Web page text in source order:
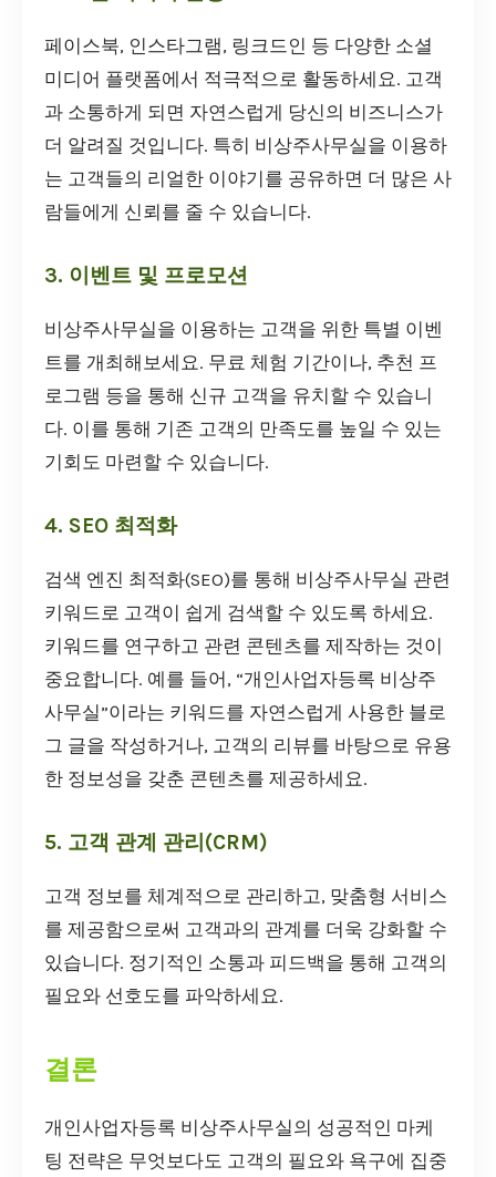
페이스북, 인스타그램, 링크드인 등 다양한 소셜
미디어 플랫폼에서 적극적으로 활동하세요. 고객
과 소통하게 되면 자연스럽게 당신의 비즈니스가
더 알려질 것입니다. 특히 비상주사무실을 이용하
는 고객들의 리얼한 이야기를 공유하면 더 많은 사
람들에게 신뢰를 줄 수 있습니다.
3. 이벤트 및 프로모션
비상주사무실을 이용하는 고객을 위한 특별 이벤
트를 개최해보세요. 무료 체험 기간이나, 추천 프
로그램 등을 통해 신규 고객을 유치할 수 있습니
다. 이를 통해 기존 고객의 만족도를 높일 수 있는
기회도 마련할 수 있습니다.
4. SEO 최적화
검색 엔진 최적화(SEO)를 통해 비상주사무실 관련
키워드로 고객이 쉽게 검색할 수 있도록 하세요.
키워드를 연구하고 관련 콘텐츠를 제작하는 것이
중요합니다. 예를 들어, “개인사업자등록 비상주
사무실”이라는 키워드를 자연스럽게 사용한 블로
그 글을 작성하거나, 고객의 리뷰를 바탕으로 유용
한 정보성을 갖춘 콘텐츠를 제공하세요.
5. 고객 관계 관리(CRM)
고객 정보를 체계적으로 관리하고, 맞춤형 서비스
를 제공함으로써 고객과의 관계를 더욱 강화할 수
있습니다. 정기적인 소통과 피드백을 통해 고객의
필요와 선호도를 파악하세요.
결론
개인사업자등록 비상주사무실의 성공적인 마케
팅 전략은 무엇보다도 고객의 필요와 욕구에 집중